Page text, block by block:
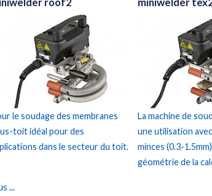
le soudage des membranes
toit idéal pour des
dans le secteur du toit.
La machine de
une utilisation
minces (0.3-
géométrie de la
...